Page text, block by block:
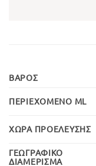
ΒΆΡΟΣ
ΠΕΡΙΕΧΌΜΕΝΟ ML
ΧΏΡΑ ΠΡΟΈΛΕΥΣΗΣ
ΓΕΩΓΡΑΦΙΚΌ
ΔΙΑΜΈΡΙΣΜΑ